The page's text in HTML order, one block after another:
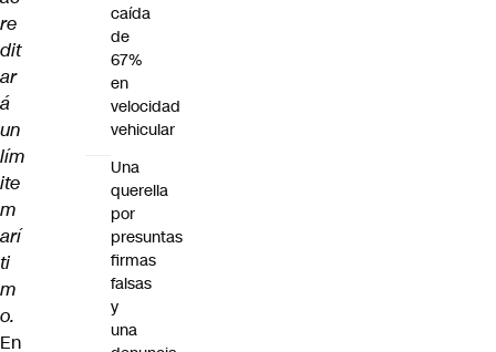
re
dit
ar
á
un
lím
ite
m
arí
ti
m
o.
En
caída
de
67%
en
velocidad
vehicular
Una
querella
por
presuntas
firmas
falsas
y
una